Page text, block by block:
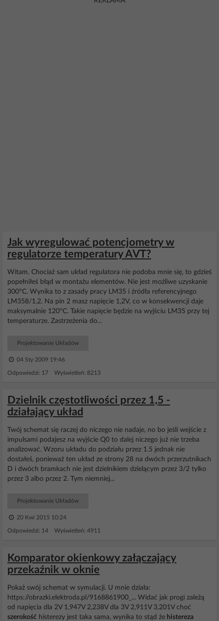
Jak wyregulować potencjometry w
regulatorze temperatury AVT?
Witam. Chociaż sam układ regulatora nie podoba mnie się, to gdzieś
popełniłeś błąd w montażu elementów. Nie jest możliwe uzyskanie
300°C. Wynika to z zasady pracy LM35 i źródła referencyjnego
LM358/1.2. Na pin 2 masz napięcie 1,2V, co w konsekwencji daje
maksymalnie 120°C. Takie napięcie będzie na wyjściu LM35 przy tej
temperaturze. Zastrzeżenia do...
Projektowanie Układów
04 Sty 2009 19:46
Odpowiedzi: 17 Wyświetleń: 8213
Dzielnik częstotliwości przez 1,5 -
działający układ
Twój schemat się raczej do niczego nie nadaje, no bo jeśli wejście z
impulsami podajesz na wyjście Q0 to dalej niczego już nie trzeba
analizować. Wzoru układu do podziału przez 1.5 jednak nie
dostałeś, ponieważ ten układ ze strony 28 na dwóch przerzutnikach
D i dwóch bramkach nie jest dzielnikiem dzielącym przez 3/2 tylko
przez 3 albo przez 2. Tym niemniej...
Projektowanie Układów
20 Kwi 2015 10:24
Odpowiedzi: 14 Wyświetleń: 4911
Komparator okienkowy załączający
przekaźnik w oknie
Pokaż swój schemat w symulacji. U mnie działa:
https://obrazki.elektroda.pl/9168861900_... Widać jak progi zależą
od napięcia dla 2V 1,947V 2,238V dla 3V 2,911V 3,201V choć
szerokość histerezy jest taka sama, wynika to stąd że histereza